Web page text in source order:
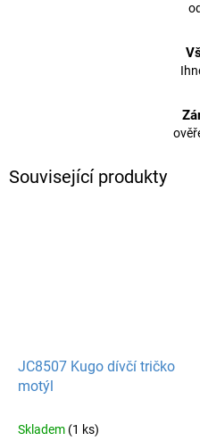
Související produkty
JC8507 Kugo dívčí tričko
motýl
Skladem (1 ks)